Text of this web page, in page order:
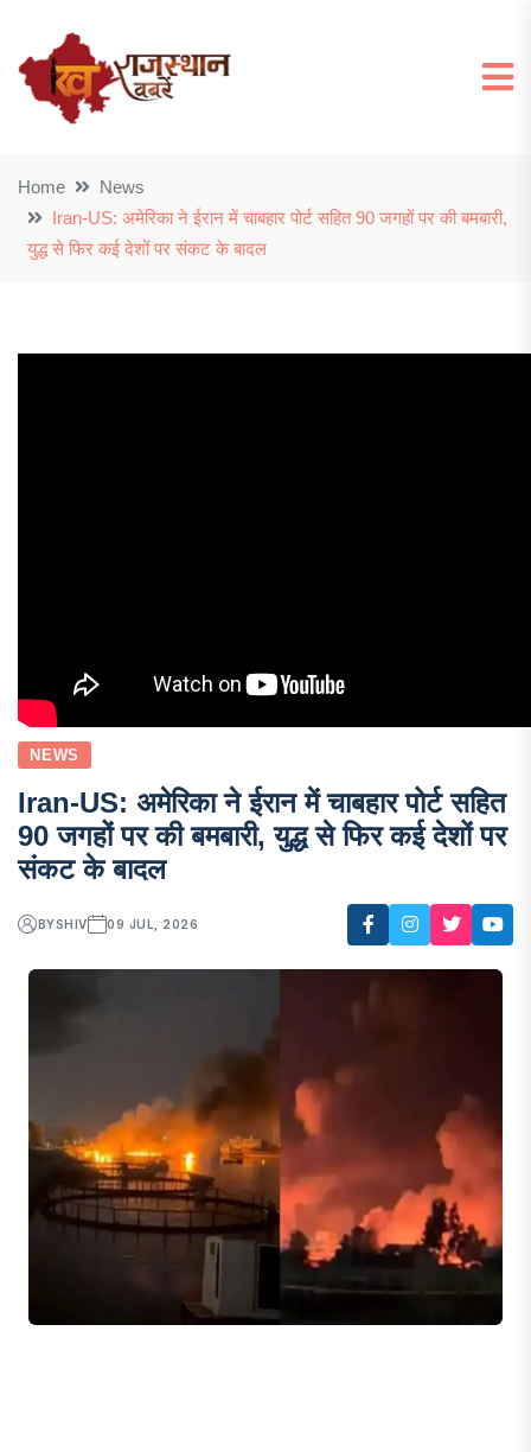
Home
News
Iran-US: अमेरिका ने ईरान में चाबहार पोर्ट सहित 90 जगहों पर की बमबारी,
युद्ध से फिर कई देशों पर संकट के बादल
NEWS
Iran-US: अमेरिका ने ईरान में चाबहार पोर्ट सहित
90 जगहों पर की बमबारी, युद्ध से फिर कई देशों पर
संकट के बादल
BYSHIV 09 JUL, 2026